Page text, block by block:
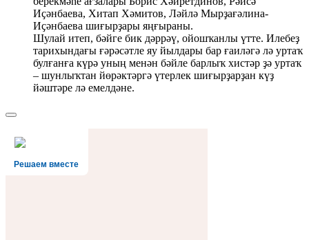
Иҫәнбаева, Хитап Хәмитов, Ләйлә Мырҙағәлина-
Иҫәнбаева шиғырҙары яңғыраны.
Шулай итеп, бәйге бик дәррәү, ойошҡанлы үтте. Илебеҙ
тарихындағы ғәрәсәтле яу йылдары бар ғаиләгә лә уртаҡ
булғанға күрә уның менән бәйле барлыҡ хистәр ҙә уртаҡ
– шунлыҡтан йөрәктәргә үтерлек шиғырҙарҙан күҙ
йәштәре лә емелдәне.
Решаем вместе